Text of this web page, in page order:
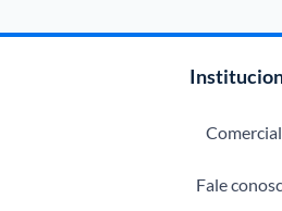
Comercial
Fale